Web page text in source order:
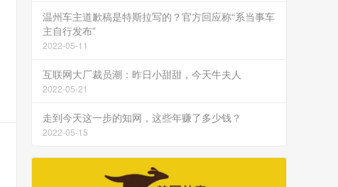
温州车主道歉稿是特斯拉写的？官方回应称“系当事车
主自行发布”
2022-05-11
互联网大厂裁员潮：昨日小甜甜，今天牛夫人
2022-05-21
走到今天这一步的知网，这些年赚了多少钱？
2022-05-15